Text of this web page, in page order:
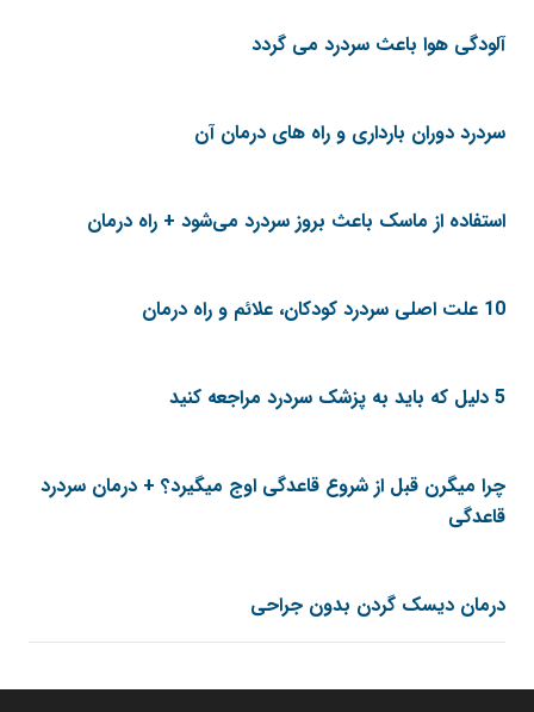
آلودگی هوا باعث سردرد می گردد
سردرد دوران بارداری و راه های درمان آن
استفاده از ماسک باعث بروز سردرد می‌شود + راه درمان
10 علت اصلی سردرد کودکان، علائم و راه درمان
5 دلیل که باید به پزشک سردرد مراجعه کنید
چرا میگرن قبل از شروع قاعدگی اوج میگیرد؟ + درمان سردرد
قاعدگی
درمان دیسک گردن بدون جراحی